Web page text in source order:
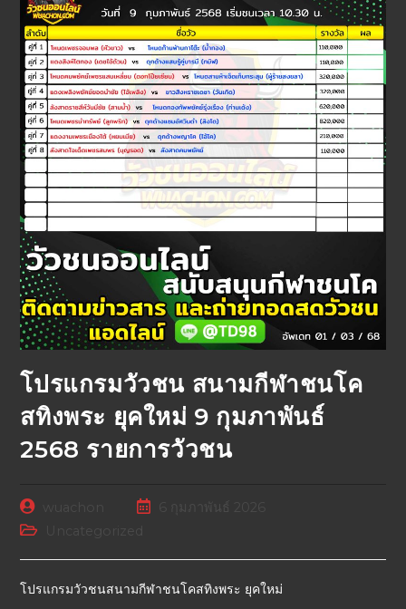
โปรแกรมวัวชน สนามกีฬาชนโค
สทิงพระ ยุคใหม่ 9 กุมภาพันธ์
2568 รายการวัวชน
Uncategorized
โปรแกรมวัวชนสนามกีฬาชนโคสทิงพระ ยุคใหม่